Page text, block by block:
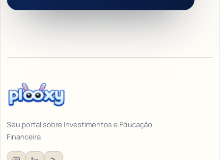
Seu portal sobre Investimentos e Educação
Financeira